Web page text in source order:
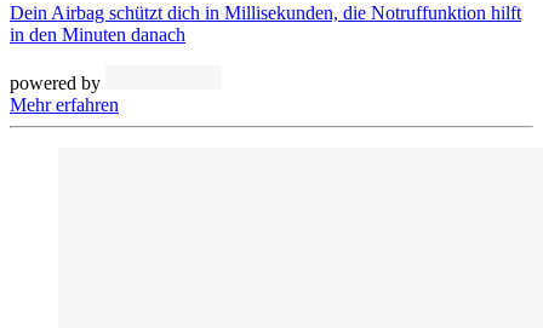
Dein Airbag schützt dich in Millisekunden, die Notruffunktion hilft
in den Minuten danach
powered by
Mehr erfahren